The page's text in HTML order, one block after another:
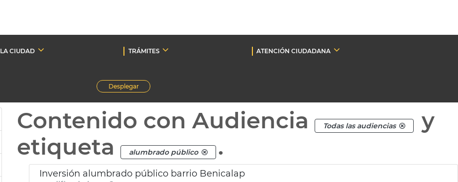
LA CIUDAD TRÁMITES
ATENCIÓN CIUDADANA
Desplegar
Contenido con Audiencia Todas las audiencias
y
etiqueta
alumbrado público .
Inversión alumbrado público barrio Benicalap